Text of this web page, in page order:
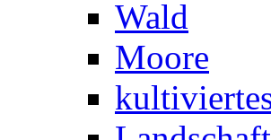
Wald
Moore